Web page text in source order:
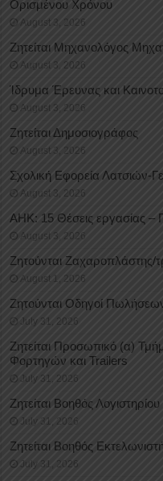
Oρισμένου Xρόνου
August 3, 2026
Ζητείται Μηχανολόγος
August 3, 2026
Ίδρυμα Έρευνας και
August 3, 2026
Ζητείται Δημοσιογράφος
August 3, 2026
Σχολική Εφορεία Λατσιών-
August 3, 2026
ΑΗΚ: 15 Θέσεις εργασίας –
August 3, 2026
Ζητούνται Ζαχαροπλάστης/
August 1, 2026
Ζητούνται Οδηγοί
July 31, 2026
Ζητείται Προσωπικό (α)
Φορτηγών και Trailers
July 31, 2026
Ζητείται Βοηθός
July 31, 2026
Ζητείται Βοηθός
July 31, 2026